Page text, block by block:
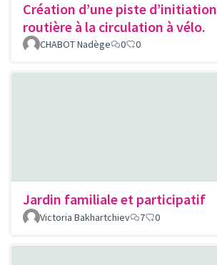
Création d’une piste d’initiation
routière à la circulation à vélo.
CHABOT Nadège 0 0
Jardin familiale et participatif
Victoria Bakhartchiev
7 0